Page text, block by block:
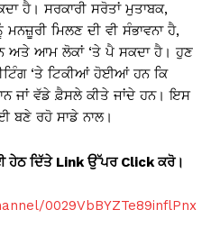
ਹੈ। ਸਰਕਾਰੀ ਸਰੋਤਾਂ ਮੁਤਾਬਕ,
ਮਿਲਣ ਦੀ ਵੀ ਸੰਭਾਵਨਾ ਹੈ,
ਅਤੇ ਆਮ ਲੋਕਾਂ ‘ਤੇ ਪੈ ਸਕਦਾ ਹੈ। ਹੁਣ
‘ਤੇ ਟਿਕੀਆਂ ਹੋਈਆਂ ਹਨ ਕਿ
ਜਾਂ ਵੱਡੇ ਫ਼ੈਸਲੇ ਕੀਤੇ ਜਾਂਦੇ ਹਨ। ਇਸ
ਬਣੇ ਰਹੋ ਸਾਡੇ ਨਾਲ।
ਹੇਠ ਦਿੱਤੇ Link ਉੱਪਰ Click ਕਰੋ।
0029VbBYZTe89inflPnx